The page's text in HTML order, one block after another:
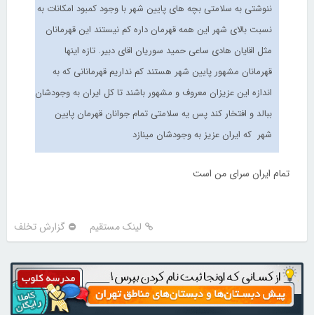
ننوشتی به سلامتی بچه های پایین شهر با وجود کمبود امکانات به
نسبت بالای شهر این همه قهرمان داره کم نیستند این قهرمانان
مثل اقایان هادی ساعی حمید سوریان اقای دبیر. تازه اینها
قهرمانان مشهور پایین شهر هستند کم نداریم قهرمانانی که به
اندازه این عزیزان معروف و مشهور باشند تا کل ایران به وجودشان
ببالد و افتخار کند پس یه سلامتی تمام جوانان قهرمان پایین
شهر که ایران عزیز به وجودشان مینازد
تمام ایران سرای من است
لینک مستقیم گزارش تخلف